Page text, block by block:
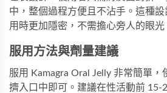
中，整個過程方便且不沾手。這種
用時更加隱密，不需擔心旁人的眼光
服用方法與劑量建議
服用 Kamagra Oral Jelly 非常簡單
擠入口中即可。建議在性活動前 15-